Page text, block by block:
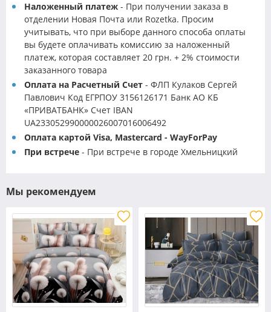
Наложенный платеж - При получении заказа в
отделении Новая Почта или Rozetka. Просим
учитывать, что при выборе данного способа оплаты
вы будете оплачивать комиссию за наложенный
платеж, которая составляет 20 грн. + 2% стоимости
заказанного товара
Оплата на Расчетный Счет - ФЛП Кулаков Сергей
Павлович Код ЕГРПОУ 3156126171 Банк АО КБ
«ПРИВАТБАНК» Счет IBAN
UA233052990000026007016006492
Оплата картой Visa, Mastercard - WayForPay
При встрече - При встрече в городе Хмельницкий
Мы рекомендуем